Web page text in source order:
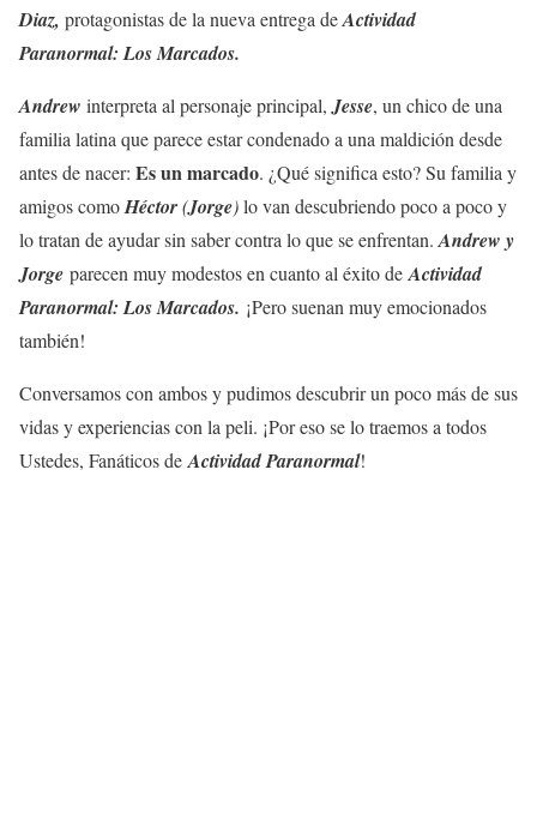
Diaz, protagonistas de la nueva entrega deActividad
Paranormal: Los Marcados.
Andrew interpreta al personaje principal, Jesse, un chico de una
familia latina que parece estar condenado a una maldición desde
antes de nacer: Es un marcado. ¿Qué significa esto? Su familia y
amigos comoHéctor(Jorge)lo van descubriendo poco a poco y
lo tratan de ayudar sin saber contra lo que se enfrentan. Andrew y
Jorge parecen muy modestos en cuanto al éxito de Actividad
Paranormal: Los Marcados. ¡Pero suenan muy emocionados
también!
Conversamos con ambos y pudimos descubrir un poco más de sus
vidas y experiencias con la peli. ¡Por eso se lo traemos a todos
Ustedes, Fanáticos de Actividad Paranormal!